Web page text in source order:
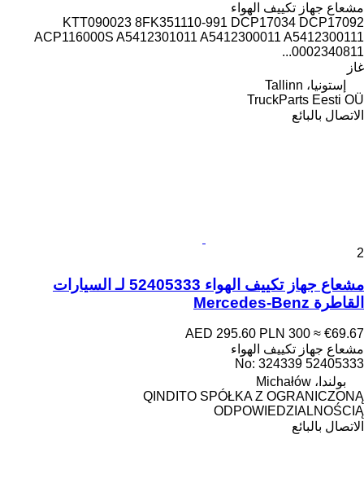
مشعاع جهاز تكييف الهواء
KTT090023 8FK351110-991 DCP17034 DCP17092
ACP116000S A5412301011 A5412300011 A5412300111
0002340811...
غاز
إستونيا، Tallinn
TruckParts Eesti OÜ
الاتصال بالبائع
2
مشعاع جهاز تكييف الهواء 52405333 لـ السيارات
القاطرة Mercedes-Benz
AED 295.60 PLN 300 ≈ €69.67
مشعاع جهاز تكييف الهواء
52405333 No: 324339
بولندا، Michałów
QINDITO SPÓŁKA Z OGRANICZONĄ
ODPOWIEDZIALNOŚCIĄ
الاتصال بالبائع